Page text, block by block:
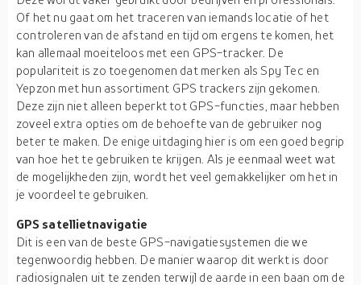
Of het nu gaat om het traceren van iemands locatie of het
controleren van de afstand en tijd om ergens te komen, het
kan allemaal moeiteloos met een GPS-tracker. De
populariteit is zo toegenomen dat merken als Spy Tec en
Yepzon met hun assortiment GPS trackers zijn gekomen.
Deze zijn niet alleen beperkt tot GPS-functies, maar hebben
zoveel extra opties om de behoefte van de gebruiker nog
beter te maken. De enige uitdaging hier is om een goed begrip
van hoe het te gebruiken te krijgen. Als je eenmaal weet wat
de mogelijkheden zijn, wordt het veel gemakkelijker om het in
je voordeel te gebruiken.
GPS satellietnavigatie
Dit is een van de beste GPS-navigatiesystemen die we
tegenwoordig hebben. De manier waarop dit werkt is door
radiosignalen uit te zenden terwijl de aarde in een baan om de